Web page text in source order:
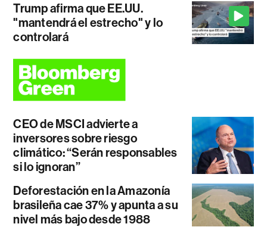
Trump afirma que EE.UU.
"mantendrá el estrecho" y lo
controlará
CEO de MSCI advierte a
inversores sobre riesgo
climático: “Serán responsables
si lo ignoran”
Deforestación en la Amazonía
brasileña cae 37% y apunta a su
nivel más bajo desde 1988